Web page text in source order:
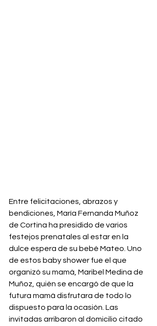
Entre felicitaciones, abrazos y
bendiciones, María Fernanda Muñoz
de Cortina ha presidido de varios
festejos prenatales al estar en la
dulce espera de su bebé Mateo. Uno
de estos baby shower fue el que
organizó su mamá, Maribel Medina de
Muñoz, quién se encargó de que la
futura mamá disfrutara de todo lo
dispuesto para la ocasión. Las
invitadas arribaron al domicilio citado